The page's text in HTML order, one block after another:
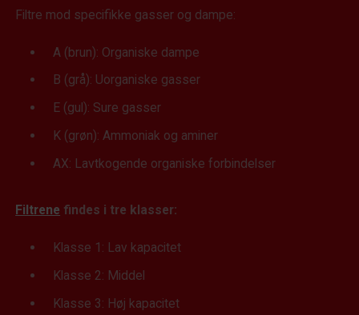
Filtre mod specifikke gasser og dampe:
A (brun): Organiske dampe
B (grå): Uorganiske gasser
E (gul): Sure gasser
K (grøn): Ammoniak og aminer
AX: Lavtkogende organiske forbindelser
Filtrene findes i tre klasser:
Klasse 1: Lav kapacitet
Klasse 2: Middel
Klasse 3: Høj kapacitet